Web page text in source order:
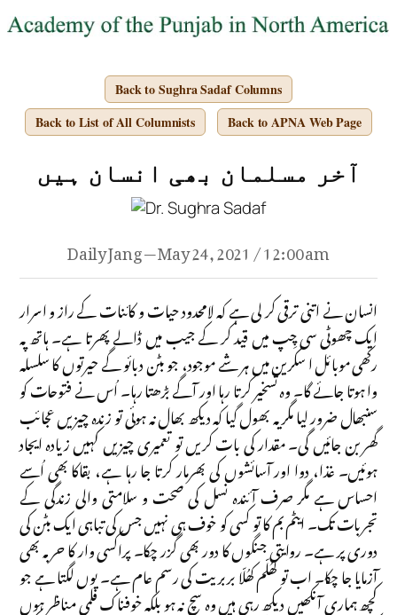
Back to Sughra Sadaf Columns
Back to List of All Columnists
Back to APNA Web Page
آخر مسلمان بھی انسان ہیں
Daily Jang — May 24, 2021 / 12:00 am
انسان نے اتنی ترقی کر لی ہے کہ لامحدود حیات و کائنات کے راز و اسرار
ایک چھوٹی سی چِپ میں قید کر کے جیب میں ڈالے پھرتا ہے۔ ہاتھ پہ
رکھی موبائل ا سکرین میں ہر شے موجود، جو بٹن دبائو گے حیرتوں کا سلسلہ
وا ہوتا جائے گا۔ وہ تسخیر کرتا رہا اور آگے بڑھتا رہا۔ اُس نے فتوحات کو
سنبھال ضرور لیا مگر یہ بھول گیا کہ دیکھ بھال نہ ہوئی تو زندہ چیزیں عجائب
گھر بن جائیں گی۔ مقدار کی بات کریں تو تعمیری چیزیں کہیں زیادہ ایجاد
ہوئیں۔ غذا، دوا اور آسائشوں کی بھرمار کرتا جا رہا ہے، بقاکا بھی اُسے
احساس ہے مگر صرف آئندہ نسل کی صحت و سلامتی والی زندگی کے
تجربات تک۔ ایٹم بم کا تو کسی کو خوف ہی نہیں جس کی تباہی ایک بٹن کی
دوری پر ہے۔ روایتی جنگوں کا دور بھی گزر چکا۔ پراکسی وار کا حربہ بھی
آزمایا جا چکا۔ اب تو کھُلّم کھُلّا بربریت کی رسم عام ہے۔ یوں لگتا ہے جو
کچھ ہماری آنکھیں دیکھ رہی ہیں وہ سچ نہ ہو بلکہ خوفناک فلمی مناظر ہوں